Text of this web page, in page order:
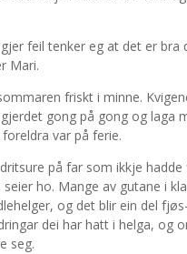
feil tenker eg at det er bra
Mari.
friskt i minne.
gong på gong og laga
var på ferie.
på far som ikkje
seier ho. Mange av gutane i
og det blir ein del
dei har hatt i helga, og
seg.